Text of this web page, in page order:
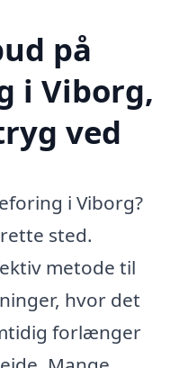
på
i Viborg,
ved
i Viborg?
sted.
metode til
hvor det
forlænger